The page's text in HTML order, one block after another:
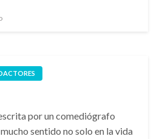
por un comediógrafo
sentido no solo en la vida